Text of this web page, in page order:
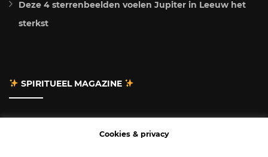
Deze 4 sterrenbeelden voelen Jupiter in Leeuw het
sterkst
SPIRITUEEL MAGAZINE
Cookies & privacy